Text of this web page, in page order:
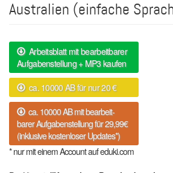
Australien (einfache
Arbeitsblatt mit bearbeitbarer
Aufgabenstellung + MP3 kaufen
ca. 10000 AB für nur 20 €
ca. 10000 AB mit bearbeit-
barer Aufgabenstellung für 29,99€
(inklusive kostenloser Updates*)
* nur mit einem Account auf eduki.com